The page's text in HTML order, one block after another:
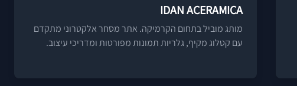
IDAN ACERAMICA
מותג מוביל בתחום הקרמיקה. אתר מסחר אלקטרוני מתקדם
עם קטלוג מקיף, גלריות תמונות מפורטות ומדריכי עיצוב.